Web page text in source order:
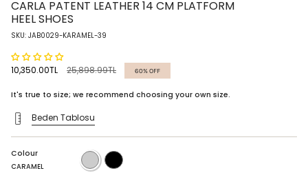
CARLA PATENT LEATHER 14 CM PLATFORM
HEEL SHOES
SKU: JAB0029-KARAMEL-39
10,350.00TL
Regular
25,898.99TL 60%OFF
It's true to size; we recommend choosing your own size.
Beden Tablosu
Colour
CARAMEL
CARAMELBLACK